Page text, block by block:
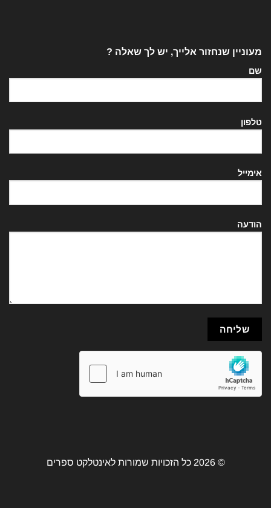
מעוניין שנחזור אלייך, יש לך שאלה ?
שם
טלפון
אימייל
הודעה
© 2026 כל הזכויות שמורות לאינטלקט ספרים